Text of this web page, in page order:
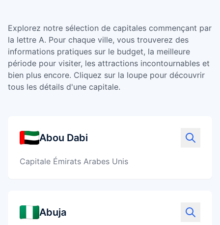
🗺️ TripMaker
Créer un itinéraire
€ BudgetZy
Estimer son budget
✓ PackZy
Explorez notre sélection de capitales commençant par
la lettre A. Pour chaque ville, vous trouverez des
informations pratiques sur le budget, la meilleure
période pour visiter, les attractions incontournables et
bien plus encore. Cliquez sur la loupe pour découvrir
tous les détails d'une capitale.
Abou Dabi
Capitale Émirats Arabes Unis
Abuja